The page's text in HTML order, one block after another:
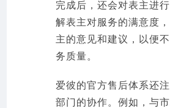
完成后，还会对表主进
解表主对服务的满意度
主的意见和建议，以便
务质量。
爱彼的官方售后体系还
部门的协作。例如，与